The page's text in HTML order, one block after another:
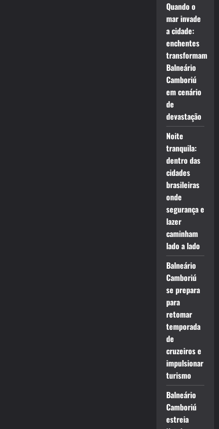
Quando o
mar invade
a cidade:
enchentes
transformam
Balneário
Camboriú
em cenário
de
devastação
Noite
tranquila:
dentro das
cidades
brasileiras
onde
segurança e
lazer
caminham
lado a lado
Balneário
Camboriú
se prepara
para
retomar
temporada
de
cruzeiros e
impulsionar
turismo
Balneário
Camboriú
estreia